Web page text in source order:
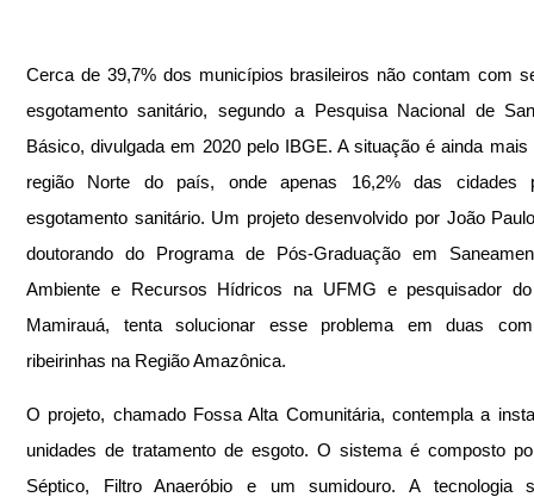
Cerca de 39,7% dos municípios brasileiros não contam com
esgotamento sanitário, segundo a Pesquisa Nacional de
Básico, divulgada em 2020 pelo IBGE. A situação é ainda mais
região Norte do país, onde apenas 16,2% das cidades
esgotamento sanitário. Um projeto desenvolvido por João
doutorando do Programa de Pós-Graduação em
Ambiente e Recursos Hídricos na UFMG e pesquisador
Mamirauá, tenta solucionar esse problema em duas
ribeirinhas na Região Amazônica.
O projeto, chamado Fossa Alta Comunitária, contempla a
unidades de tratamento de esgoto. O sistema é composto
Séptico, Filtro Anaeróbio e um sumidouro. A tecnologia